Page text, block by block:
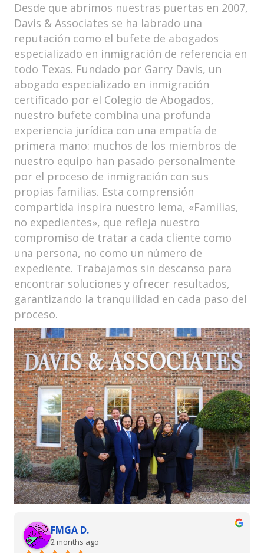
Desde que abrimos nuestras puertas en 2007,
Davis & Associates se ha labrado una
reputación como el bufete de abogados
especializado en inmigración de referencia en
todo Texas. Fundado por Garry Davis, un
abogado especializado en inmigración
certificado por el Colegio de Abogados,
nuestro bufete combina una profunda
experiencia jurídica con una empatía de
primera mano: muchos de los miembros de
nuestro equipo han pasado personalmente
por el proceso de inmigración con sus
propias familias. Esta comprensión
compartida inspira nuestro lema, «Familias,
no expedientes», que refleja nuestro
compromiso de tratar a cada cliente como
una persona, no como un número de
expediente. Trabajamos sin descanso para
encontrar soluciones y ofrecer resultados,
garantizando la tranquilidad en cada paso del
proceso.